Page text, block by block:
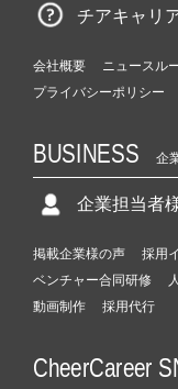
チアキャリ
会社概要 ニュースル
プライバシーポリシー
BUSINESS 企
企業担当者
掲載企業様の声 採用
ベンチャー合同研修
動画制作
採用代行
CheerCareer